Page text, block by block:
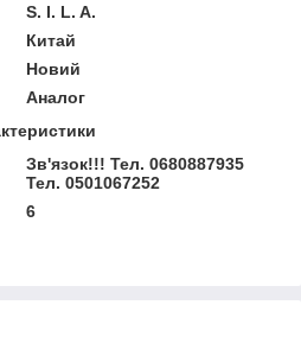
S. I. L. A.
Китай
Новий
Аналог
Зв'язок!!! Тел. 0680887935
Тел. 0501067252
6